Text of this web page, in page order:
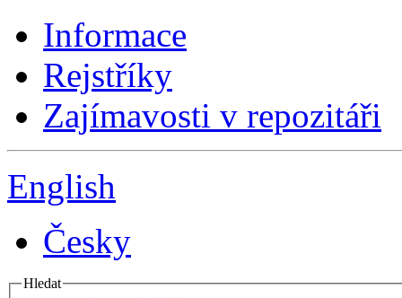
Informace
Rejstříky
Zajímavosti v repozitáři
English
Česky
Hledat